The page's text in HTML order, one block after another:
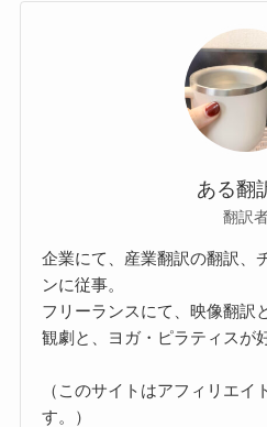
ある翻
翻訳
企業にて、産業翻訳の翻訳、
ンに従事。
フリーランスにて、映像翻訳
観劇と、ヨガ・ピラティスが
（このサイトはアフィリエイ
す。）